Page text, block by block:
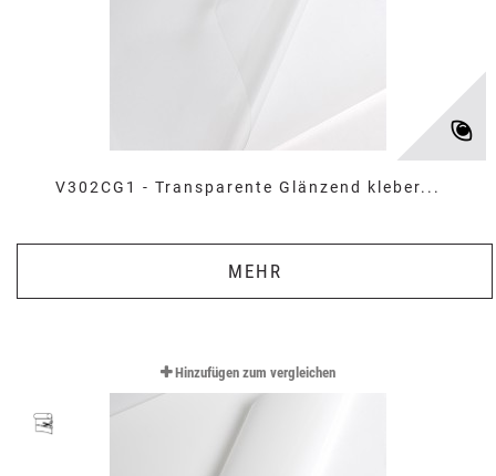
V302CG1 - Transparente Glänzend kleber...
MEHR
Hinzufügen zum vergleichen